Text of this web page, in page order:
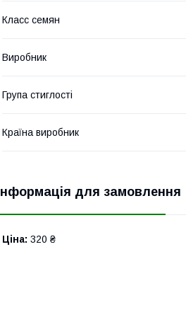
Класс семян
Виробник
Група стиглості
Країна виробник
Інформація для замовлення
Ціна: 320 ₴